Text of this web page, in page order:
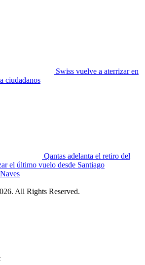
Swiss vuelve a aterrizar en
ciudadanos
Qantas adelanta el retiro del
el último vuelo desde Santiago
All Rights Reserved.